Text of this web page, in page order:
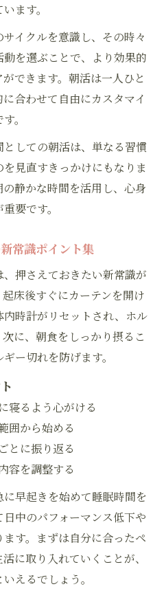
ます。
イクルを意識し、その時々
を選ぶことで、より効果的
できます。朝活は一人ひと
合わせて自由にカスタマイ
。
しての朝活は、単なる習慣
見直すきっかけにもなりま
静かな時間を活用し、心身
要です。
常識ポイント集
押さえておきたい新常識が
床後すぐにカーテンを開け
時計がリセットされ、ホル
に、朝食をしっかり摂るこ
ー切れを防げます。
寝るよう心がける
囲から始める
とに振り返る
容を調整する
早起きを始めて睡眠時間を
中のパフォーマンス低下や
す。まずは自分に合ったペ
に取り入れていくことが、
えるでしょう。